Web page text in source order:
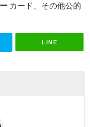
カード、その他公的
LINE